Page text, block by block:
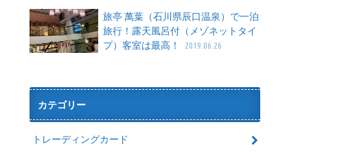
旅亭 萬葉（石川県辰口温泉）で一泊
旅行！露天風呂付（メゾネットタイ
プ）客室は最高！
2019.06.26
カテゴリー
トレーディングカード